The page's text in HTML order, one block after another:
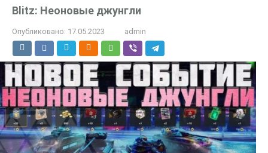
Blitz: Неоновые джунгли
Опубликовано: 17.05.2023 admin